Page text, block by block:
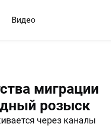
Видео
миграции
розыск
через каналы